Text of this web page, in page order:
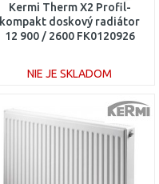
Kermi Therm X2 Profil-
kompakt doskový radiátor
12 900 / 2600 FK0120926
NIE JE SKLADOM
DO KOŠÍKA